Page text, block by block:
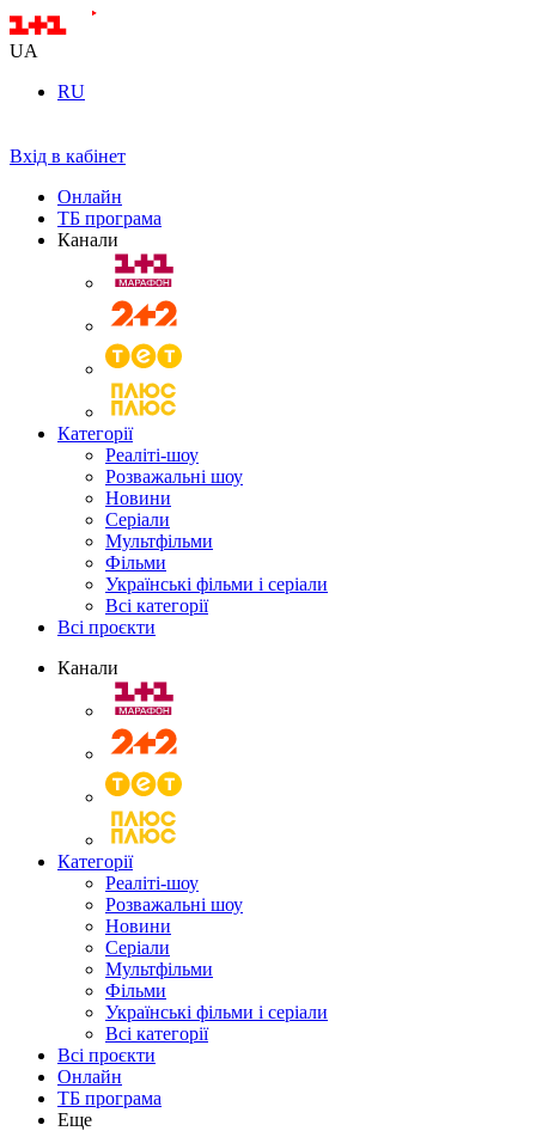
UA
RU
Вхід в кабінет
Онлайн
ТБ програма
Канали
Категорії
Реаліті-шоу
Розважальні шоу
Новини
Серіали
Мультфільми
Фільми
Українські фільми і серіали
Всі категорії
Всі проєкти
Канали
Категорії
Реаліті-шоу
Розважальні шоу
Новини
Серіали
Мультфільми
Фільми
Українські фільми і серіали
Всі категорії
Всі проєкти
Онлайн
ТБ програма
Еще